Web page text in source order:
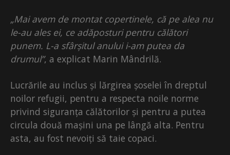
„Mai avem de montat copertinele, că pe alea nu
le-au ales ei, ce adăposturi pentru călători
punem. L-a sfârșitul anului i-am putea da
drumul”, a explicat Marin Mândrilă.
Lucrările au inclus și lărgirea șoselei în dreptul
noilor refugii, pentru a respecta noile norme
privind siguranța călătorilor și pentru a putea
circula două mașini una pe lângă alta. Pentru
asta, au fost nevoiți să taie copaci.